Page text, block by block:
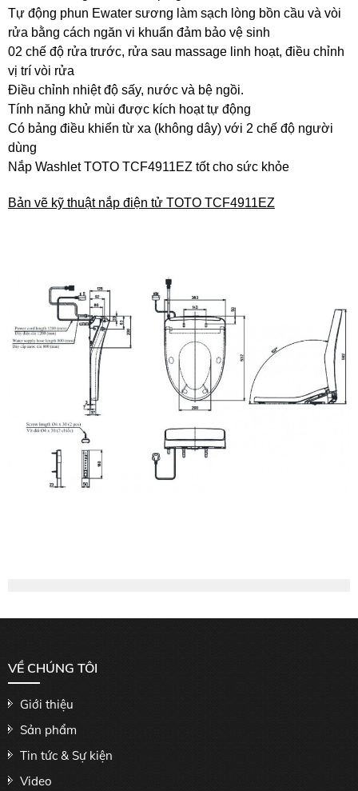
Tự động phun Ewater sương làm sạch lòng bồn cầu và vòi
rửa bằng cách ngăn vi khuẩn đảm bảo vệ sinh
02 chế độ rửa trước, rửa sau massage linh hoạt, điều chỉnh
vị trí vòi rửa
Điều chỉnh nhiệt độ sấy, nước và bệ ngồi.
Tính năng khử mùi được kích hoạt tự động
Có bảng điều khiển từ xa (không dây) với 2 chế độ người
dùng
Nắp Washlet TOTO TCF4911EZ tốt cho sức khỏe
Bản vẽ kỹ thuật nắp điện tử TOTO TCF4911EZ
VỀ CHÚNG TÔI
Giới thiệu
Sản phẩm
Tin tức & Sự kiện
Video